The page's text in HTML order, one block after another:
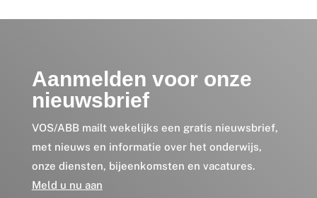
Aanmelden voor onze
nieuwsbrief
VOS/ABB mailt wekelijks een gratis nieuwsbrief,
met nieuws en informatie over het onderwijs,
onze diensten, bijeenkomsten en vacatures.
Meld u nu aan